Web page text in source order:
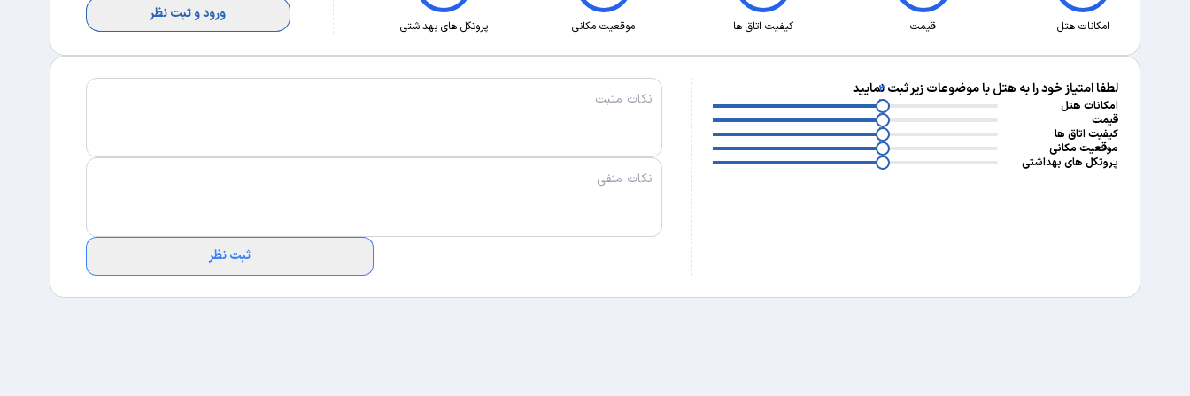
امکانات هتل قیمت کیفیت اتاق ها موقعیت مکانی پروتکل های بهداشتی
ورود و ثبت نظر
لطفا امتیاز خود را به هتل با موضوعات زیر ثبت نمایید
امکانات هتل
3
قیمت
3
کیفیت اتاق ها
3
موقعیت مکانی
3
پروتکل های بهداشتی
3
ثبت نظر